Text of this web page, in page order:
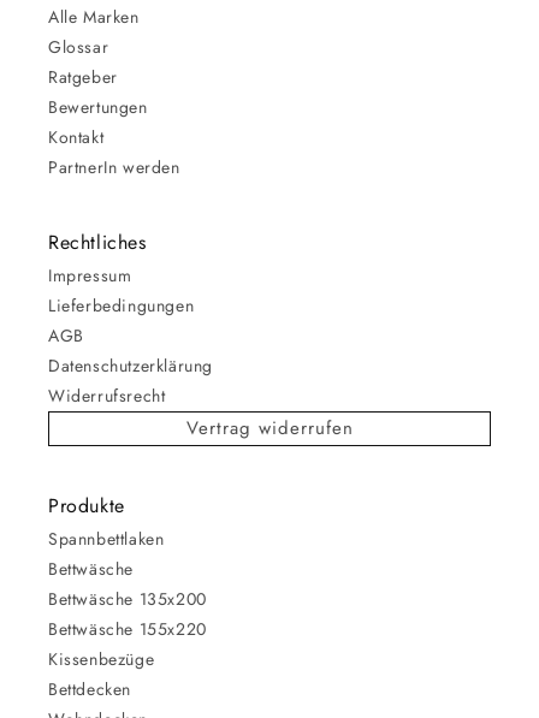
Alle Marken
Glossar
Ratgeber
Bewertungen
Kontakt
PartnerIn werden
Rechtliches
Impressum
Lieferbedingungen
AGB
Datenschutzerklärung
Widerrufsrecht
Vertrag widerrufen
Produkte
Spannbettlaken
Bettwäsche
Bettwäsche 135x200
Bettwäsche 155x220
Kissenbezüge
Bettdecken